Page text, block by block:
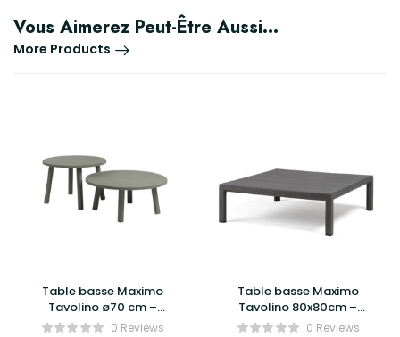
Vous Aimerez Peut-Être Aussi…
More Products
Table basse Maximo
Tavolino ø70 cm –
Nardi0 Reviews
Table basse Maximo
Tavolino 80x80cm –
Nardi0 Reviews